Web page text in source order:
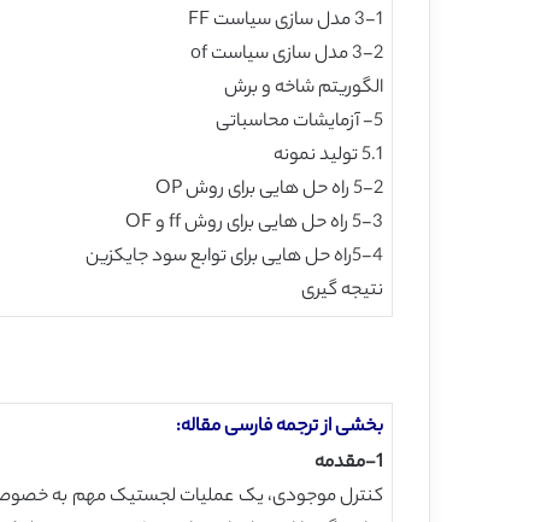
3-1 مدل سازی سیاست FF
3-2 مدل سازی سیاست of
الگوریتم شاخه و برش
5- آزمایشات محاسباتی
5.1 تولید نمونه
5-2 راه حل هایی برای روش OP
5-3 راه حل هایی برای روش ff و OF
5-4راه حل هایی برای توابع سود جایکزین
نتیجه گیری
بخشی از ترجمه فارسی مقاله:
1-مقدمه
کنترل موجودی، یک عملیات لجستیک مهم به